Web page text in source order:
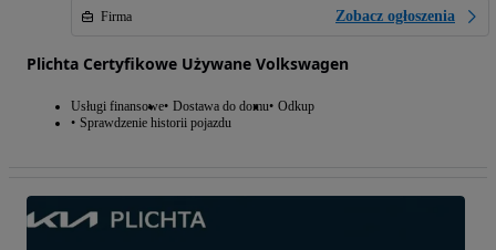
Firma Zobacz ogłoszenia
Plichta Certyfikowe Używane Volkswagen
Usługi finansowe Dostawa do domu Odkup
Sprawdzenie historii pojazdu